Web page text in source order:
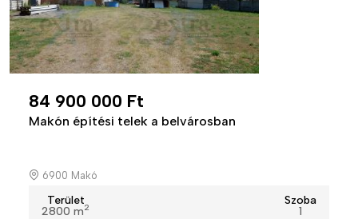
84 900 000 Ft
Makón építési telek a belvárosban
6900 Makó
Terület
2800 m2
Szoba
1